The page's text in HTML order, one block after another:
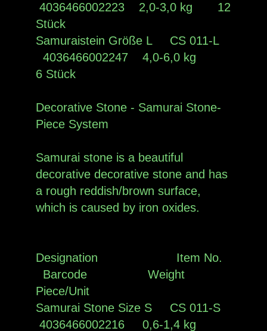
4036466002223 2,0-3,0 kg 12
Stück
Samuraistein Größe L CS 011-L
4036466002247 4,0-6,0 kg
6 Stück
Decorative Stone - Samurai Stone-
Piece System
Samurai stone is a beautiful
decorative decorative stone and has
a rough reddish/brown surface,
which is caused by iron oxides.
Designation Item No.
Barcode Weight
Piece/Unit
Samurai Stone Size S CS 011-S
4036466002216 0,6-1,4 kg